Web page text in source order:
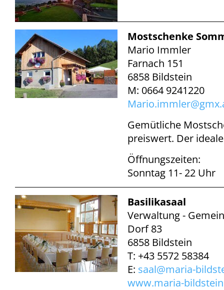
Mostschenke
Mario Immler
Farnach 151
6858 Bildstein
M: 0664 9241220
Mario.immler@
Gemütliche
preiswert. Der
Öffnungszeiten:
Sonntag 11- 22 Uhr
Basilikasaal
Verwaltung -
Dorf 83
6858 Bildstein
T: +43 5572 58384
E: saal@maria-
www.maria-